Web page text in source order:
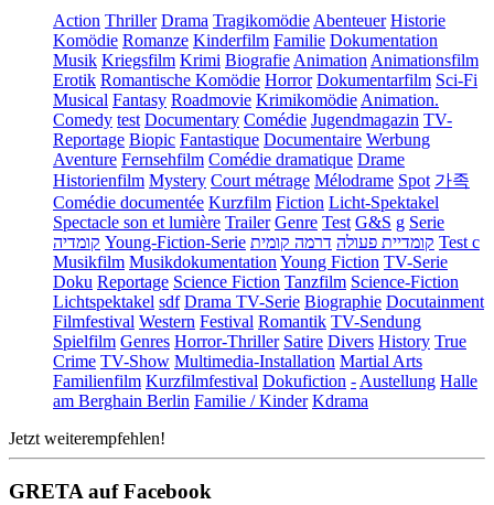
Action Thriller Drama Tragikomödie Abenteuer Historie
Komödie Romanze Kinderfilm Familie Dokumentation
Musik Kriegsfilm Krimi Biografie Animation Animationsfilm
Erotik Romantische Komödie Horror Dokumentarfilm Sci-Fi
Musical Fantasy Roadmovie Krimikomödie Animation.
Comedy test Documentary Comédie Jugendmagazin TV-
Reportage Biopic Fantastique Documentaire Werbung
Aventure Fernsehfilm Comédie dramatique Drame
Historienfilm Mystery Court métrage Mélodrame Spot 가족
Comédie documentée Kurzfilm Fiction Licht-Spektakel
Spectacle son et lumière Trailer Genre Test G&S g Serie
קומדיה Young-Fiction-Serie קומדיית פעולה דרמה קומית
Test c
Musikfilm Musikdokumentation Young Fiction TV-Serie
Doku Reportage Science Fiction Tanzfilm Science-Fiction
Lichtspektakel sdf Drama TV-Serie Biographie Docutainment
Filmfestival Western Festival Romantik TV-Sendung
Spielfilm Genres Horror-Thriller Satire Divers History True
Crime TV-Show Multimedia-Installation Martial Arts
Familienfilm Kurzfilmfestival Dokufiction - Austellung Halle
am Berghain Berlin Familie / Kinder Kdrama
Jetzt weiterempfehlen!
GRETA auf Facebook